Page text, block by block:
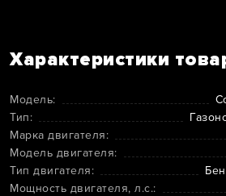
Характеристики
Модель:
Тип:
Марка двигателя:
Модель двигателя:
Тип двигателя:
Мощность двигателя, л.с.: